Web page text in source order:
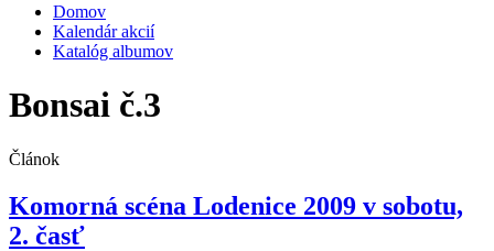
Domov
Kalendár akcií
Katalóg albumov
Bonsai č.3
Článok
Komorná scéna Lodenice 2009 v sobotu,
2. časť